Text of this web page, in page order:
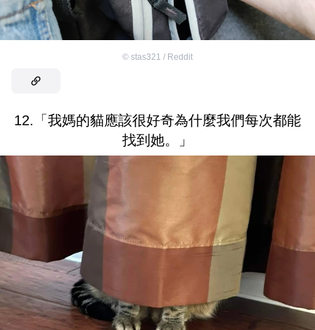
© stas321 / Reddit
12.「我媽的貓應該很好奇為什麼我們每次都能
找到她。」